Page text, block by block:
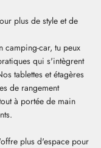
plus de style et de
camping-car, tu peux
qui s'intègrent
tablettes et étagères
de rangement
à portée de main
plus d'espace pour